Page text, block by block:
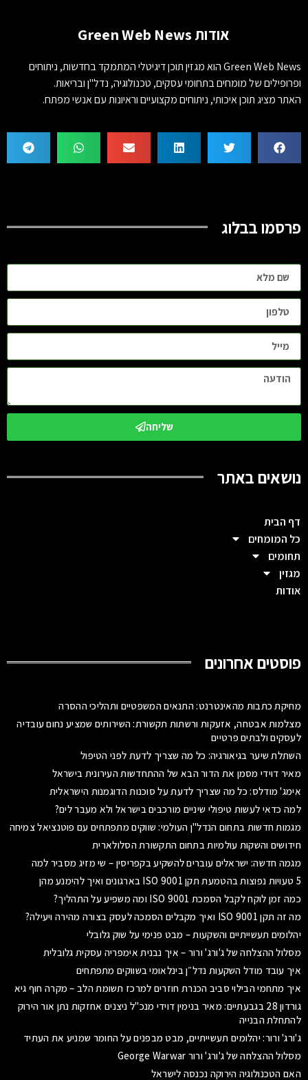
אודות Green Web News
Green Web News הוא מגזין תוכן דיגיטלי המתמקד בחדשות, ניתוחים
ופרופילים של מומחים בתחומי עסקים, טכנולוגיה, נדל"ן ובריאות.
האתר מציג תוכן איכותי, ניתוחים מקצועיים וראיונות עם אנשי מפתח.
פרסמו בבלוג
שליחה
נושאים באתר
דף הבית
כל המומחים
תחומים
מגזין
אודות
פוסטים אחרונים
מחיקת כתבות מהאינטרנט: התנאים המשפטיים ותהליכי ההסרה
מצלמות אבטחה, אזעקות ורשתות תקשורת: השירותים שמציע נחום עובדיה
לעסקים ולבתים פרטיים
השתלת שיער בגיאורגיה: כל מה שצריך לדעת לפני הטיפול
מאיר דוידי מסמן את הדור הבא של ההתחדשות העירונית בישראל
אימג' מודלס: כל מה שצריך לדעת על סוכנות הדוגמנות הישראלית
למה כדאי לעשות טיפולי שיניים מורכבים בישראל ולא מעבר לים?
מגמות חדשות בתחום הנדל"ן העולמי: שווקים מתפתחים עם פוטנציאל צמיחה
חידושים והשקות עולמיות בתחום התקשורת הסלולארית
מגמה חדשה: ישראלים עוברים להשקיע בקפריסין – שי מזיג מסביר למה
5 טעויות נפוצות בהטמעת תקן ISO 9001 בארגונים ואיך להימנע מהן
כמה זמן לוקח לקבל הסמכת ISO 9001 ומה משפיע על התהליך?
מה זה תקן ISO 9001 ואיך מקבלים הסמכה לעסק בצורה מהירה ויעילה?
יהלומים תעשייתיים והשקעות – מבט פנימי על שוק גלובלי
מסלול ההצלחה של ג'ורג' ורור – איך נבנית אימפריה עסקית גלובלית
איך עובד מודל השקעות נדל״ן בינלאומי בשווקים מתפתחים
איך מתחמי הבילוי סביב הכנרת חוזרים למרכז תשומת הלב – מקרה חוף גיא
גורדון 28 בגבעתיים: מאיר בנימין דוידי מנכ"ל ניצנים אחזקות נתן אור הירוק
להתחלת הבנייה
ג'ורג' ורור: יהלומים תעשייתיים, מבט מבפנים על החומר שמניע את העתיד
מסלול ההצלחה של ג'ורג' ורור George Warwar
האם הטכנולוגיה הירוקה נכנסה לישראל